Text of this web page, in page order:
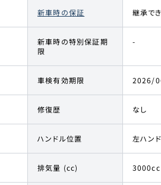
新車時の保証 継承で
新車時の特別保証期
限
-
車検有効期限 2026/
修復歴 なし
ハンドル位置 左ハン
排気量 (cc) 3000cc